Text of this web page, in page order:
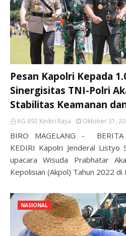
Pesan Kapolri Kepada
Sinergisitas TNI-Polri
Stabilitas Keamanan
AG 892 Kediri Raya Oktober 31,
BIRO MAGELANG - BERITA
KEDIRI Kapolri Jenderal Listyo
upacara Wisuda Prabhatar
Kepolisian (Akpol) Tahun 2022 di
NASIONAL